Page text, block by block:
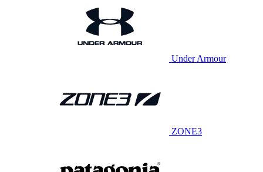
Under Armour
ZONE3